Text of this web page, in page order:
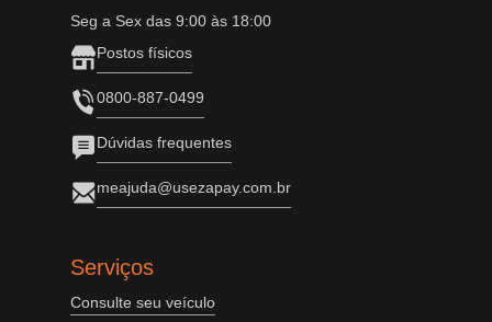
Seg a Sex das 9:00 às 18:00
Postos físicos
0800-887-0499
Dúvidas frequentes
meajuda@usezapay.com.br
Serviços
Consulte seu veículo